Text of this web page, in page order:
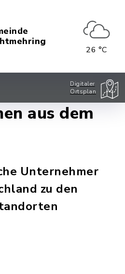
26 °C
Digitaler
Ortsplan
aus dem
Unternehmer
zu den